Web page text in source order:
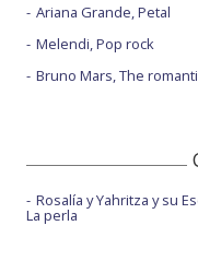
Ariana Grande, Petal
Melendi, Pop rock
Bruno Mars, The
Rosalía y Yahritza y su
La perla